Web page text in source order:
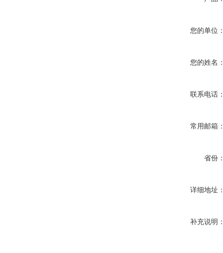
您的单位
您的姓名
联系电话
常用邮箱
省份
详细地址
补充说明